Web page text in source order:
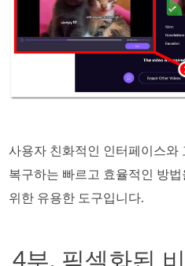
사용자 친화적인 인터페이스와
복구하는 빠르고 효율적인 방
위한 유용한 도구입니다.
4부. 픽셀화된